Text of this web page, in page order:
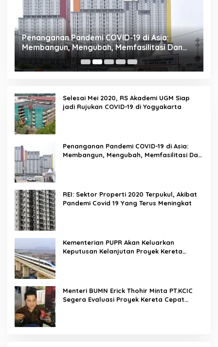
Penanganan Pandemi COVID-19 di Asia:
Membangun, Mengubah, Memfasilitasi Dan
Mengelola Ruang
Selesai Mei 2020, RS Akademi UGM Siap
jadi Rujukan COVID-19 di Yogyakarta
Penanganan Pandemi COVID-19 di Asia:
Membangun, Mengubah, Memfasilitasi Dan
REI: Sektor Properti 2020 Terpukul, Akibat
Pandemi Covid 19 Yang Terus Meningkat
Kementerian PUPR Akan Keluarkan
Keputusan Kelanjutan Proyek Kereta
Menteri BUMN Erick Thohir Minta PT.KCIC
Segera Evaluasi Proyek Kereta Cepat